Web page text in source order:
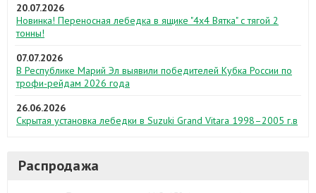
20.07.2026
Новинка! Переносная лебедка в ящике "4х4 Вятка" с тягой 2
тонны!
07.07.2026
В Республике Марий Эл выявили победителей Кубка России по
трофи-рейдам 2026 года
26.06.2026
Скрытая установка лебедки в Suzuki Grand Vitara 1998–2005 г.в
Распродажа